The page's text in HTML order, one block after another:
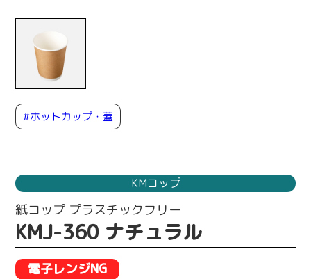
#ホットカップ・蓋
KMコップ
紙コップ プラスチックフリー
KMJ-360 ナチュラル
電子レンジNG